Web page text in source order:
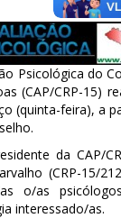
Psicológica do
(CAP/CRP-15)
(quinta-feira), a
da CAP/
(CRP-15/
o/as
interessado/as.